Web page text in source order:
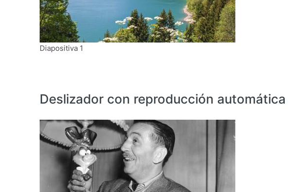
Diapositiva 1
Deslizador con reproducción automática